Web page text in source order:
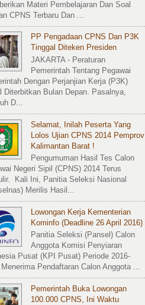
Materi Pembelajaran Dan Soal
CPNS Terbaru Dan ...
PP Pengadaan CPNS Dan P3K
Tinggal Diteken Presiden
JAKARTA - Peraturan
Pemerintah Tentang Pegawai
Dengan Perjanjian Kerja (P3K)
Diterbitkan Bulan Depan. Pasalnya,
D...
Selamat, Inilah Peserta Yang
Lolos Ujian CPNS 2014 Pemprov
Kalimantan Barat !
Pengumuman Hasil Tes Calon
Negeri Sipil (CPNS) 2014 Terus
Kali Ini, Panitia Seleksi Nasional
Merilis Hasil...
Lowongan Kerja Kementerian
Kominfo (Deadline 26 April 2016)
Panitia Seleksi (Pansel) Calon
Anggota Komisi Penyiaran
Pusat (KPI Pusat) Periode 2016-
Pendaftaran Calon Anggota ...
Pemerintah Buka Lowongan
100.000 CPNS, Ini Waktu